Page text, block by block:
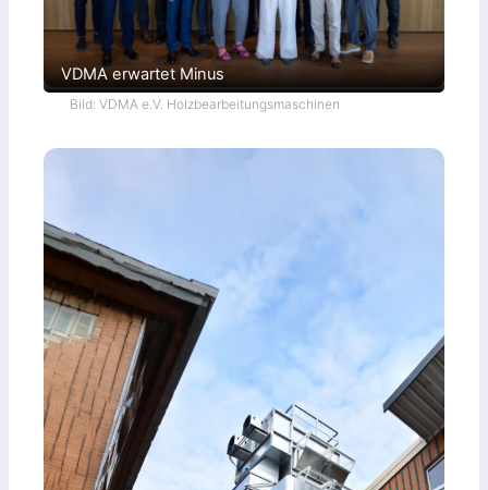
VDMA erwartet Minus
Bild: VDMA e.V. Holzbearbeitungsmaschinen